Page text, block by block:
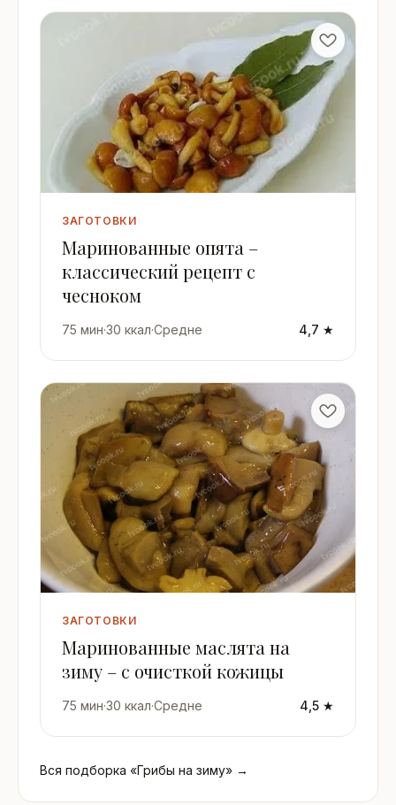
ЗАГОТОВКИ
Маринованные опята –
классический рецепт с
чесноком
75 мин·30 ккал·Средне 4,7 ★
ЗАГОТОВКИ
Маринованные маслята на
зиму – с очисткой кожицы
75 мин·30 ккал·Средне 4,5 ★
Вся подборка «Грибы на зиму» →